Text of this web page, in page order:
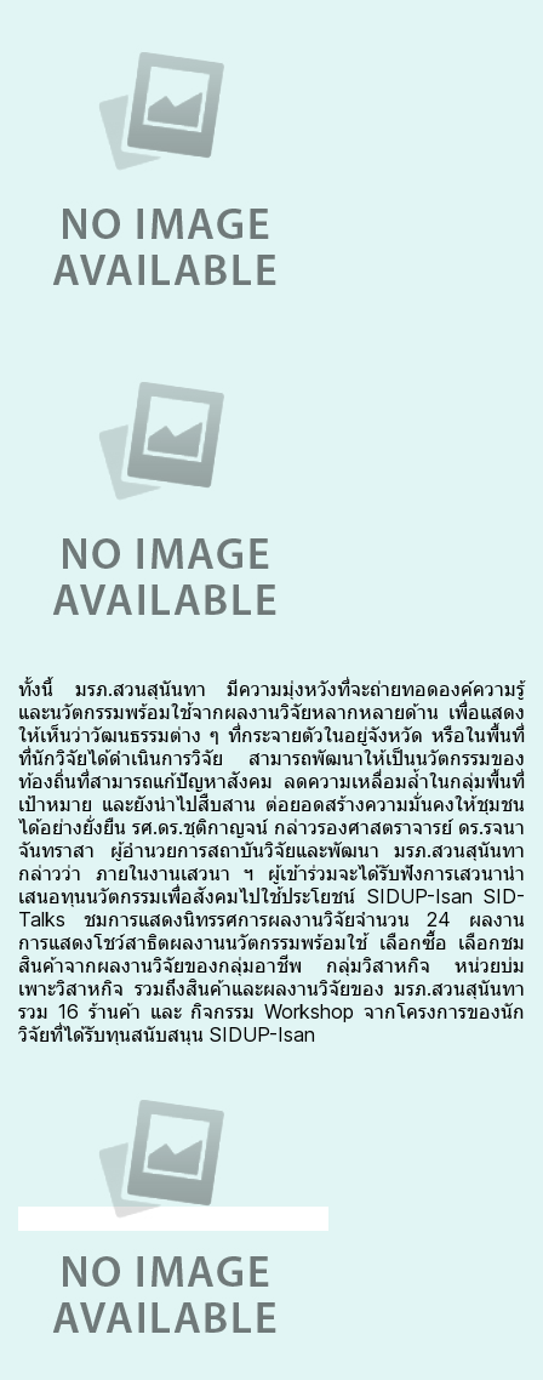
ทั้งนี้ มรภ.สวนสุนันทา มีความมุ่งหวังที่จะถ่ายทอดองค์ความรู้
และนวัตกรรมพร้อมใช้จากผลงานวิจัยหลากหลายด้าน เพื่อแสดง
ให้เห็นว่าวัฒนธรรมต่าง ๆ ที่กระจายตัวในอยู่จังหวัด หรือในพื้นที่
ที่นักวิจัยได้ดำเนินการวิจัย สามารถพัฒนาให้เป็นนวัตกรรมของ
ท้องถิ่นที่สามารถแก้ปัญหาสังคม ลดความเหลื่อมล้ำในกลุ่มพื้นที่
เป้าหมาย และยังนำไปสืบสาน ต่อยอดสร้างความมั่นคงให้ชุมชน
ได้อย่างยั่งยืน รศ.ดร.ชุติกาญจน์ กล่าวรองศาสตราจารย์ ดร.รจนา
จันทราสา ผู้อำนวยการสถาบันวิจัยและพัฒนา มรภ.สวนสุนันทา
กล่าวว่า ภายในงานเสวนา ฯ ผู้เข้าร่วมจะได้รับฟังการเสวนานำ
เสนอทุนนวัตกรรมเพื่อสังคมไปใช้ประโยชน์ SIDUP-Isan SID-
Talks ชมการแสดงนิทรรศการผลงานวิจัยจำนวน 24 ผลงาน
การแสดงโชว์สาธิตผลงานนวัตกรรมพร้อมใช้ เลือกซื้อ เลือกชม
สินค้าจากผลงานวิจัยของกลุ่มอาชีพ กลุ่มวิสาหกิจ หน่วยบ่ม
เพาะวิสาหกิจ รวมถึงสินค้าและผลงานวิจัยของ มรภ.สวนสุนันทา
รวม 16 ร้านค้า และ กิจกรรม Workshop จากโครงการของนัก
วิจัยที่ได้รับทุนสนับสนุน SIDUP-Isan